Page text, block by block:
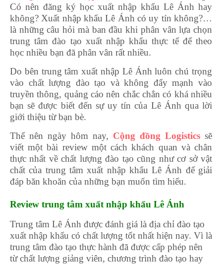
Có nên đăng ký học xuất nhập khẩu Lê Ánh hay
không? Xuất nhập khẩu Lê Ánh có uy tín không?…
là những câu hỏi mà ban đầu khi phân vân lựa chọn
trung tâm đào tạo xuất nhập khẩu thực tế để theo
học nhiều bạn đã phân vân rất nhiều.
Do bên trung tâm xuất nhập Lê Ánh luôn chú trọng
vào chất lượng đào tạo và không đẩy mạnh vào
truyền thông, quảng cáo nên chắc chắn có khá nhiều
bạn sẽ được biết đến sự uy tín của Lê Ánh qua lời
giới thiệu từ bạn bè.
Thế nên ngày hôm nay, Cộng đồng Logistics sẽ
viết một bài review một cách khách quan và chân
thực nhất về chất lượng đào tạo cũng như cơ sở vật
chất của trung tâm xuất nhập khẩu Lê Ánh để giải
đáp băn khoăn của những bạn muốn tìm hiểu.
Review trung tâm xuất nhập khẩu Lê Ánh
Trung tâm Lê Ánh được đánh giá là địa chỉ đào tạo
xuất nhập khẩu có chất lượng tốt nhất hiện nay. Vì là
trung tâm đào tạo thực hành đã được cấp phép nên
từ chất lượng giảng viên, chương trình đào tạo hay